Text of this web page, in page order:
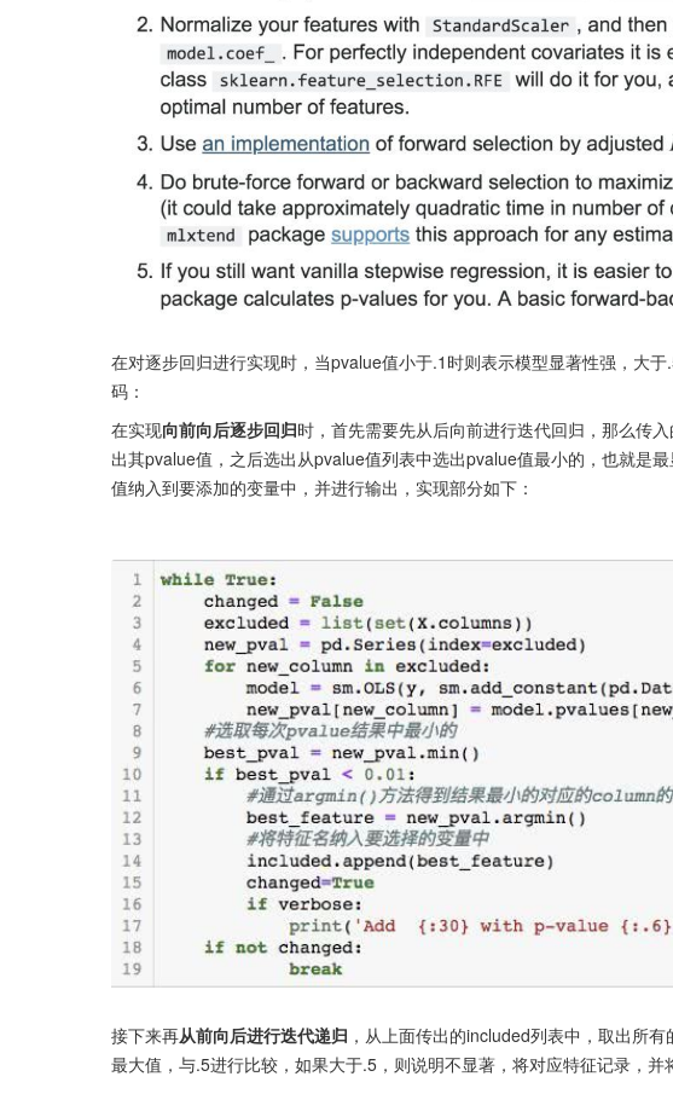
在对逐步回归进行实现时，当pvalue值小于.1时则表示模型显著性强，大
码：
在实现向前向后逐步回归时，首先需要先从后向前进行迭代回归，那么传
出其pvalue值，之后选出从pvalue值列表中选出pvalue值最小的，也就是
值纳入到要添加的变量中，并进行输出，实现部分如下：
接下来再从前向后进行迭代递归 ，从上面传出的included列表中，取出所
最大值，与.5进行比较，如果大于.5，则说明不显著，将对应特征记录，并